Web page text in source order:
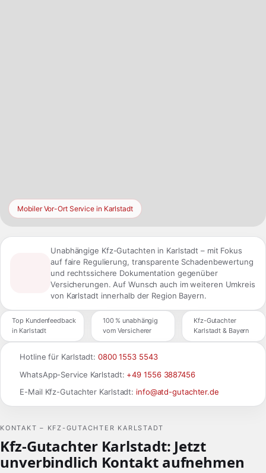
KONTAKT – KFZ-GUTACHTER KARLSTADT
Kfz-Gutachter Karlstadt: Jetzt
unverbindlich Kontakt aufnehmen
Mobiler Vor-Ort Service in Karlstadt
Unabhängige Kfz-Gutachten in Karlstadt – mit Fokus
auf faire Regulierung, transparente Schadenbewertung
und rechtssichere Dokumentation gegenüber
Versicherungen. Auf Wunsch auch im weiteren Umkreis
von Karlstadt innerhalb der Region Bayern.
Top Kundenfeedback
in Karlstadt
100 % unabhängig
vom Versicherer
Kfz-Gutachter
Karlstadt & Bayern
Hotline für Karlstadt: 0800 1553 5543
WhatsApp-Service Karlstadt: +49 1556 3887456
E-Mail Kfz-Gutachter Karlstadt: info@atd-gutachter.de